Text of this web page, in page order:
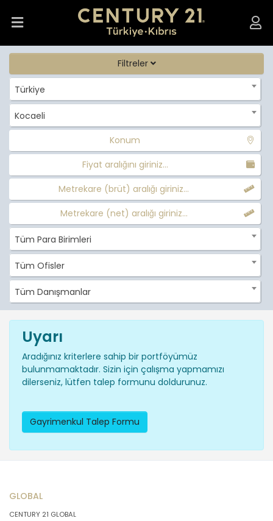
Filtreler
Türkiye
Kocaeli
Konum
Fiyat aralığını giriniz...
Metrekare (brüt) aralığı giriniz...
Metrekare (net) aralığı giriniz...
Tüm Para Birimleri
Tüm Ofisler
Tüm Danışmanlar
Uyarı
Aradığınız kriterlere sahip bir portföyümüz
bulunmamaktadır. Sizin için çalışma yapmamızı
dilerseniz, lütfen talep formunu doldurunuz.
Gayrimenkul Talep Formu
GLOBAL
CENTURY 21 GLOBAL